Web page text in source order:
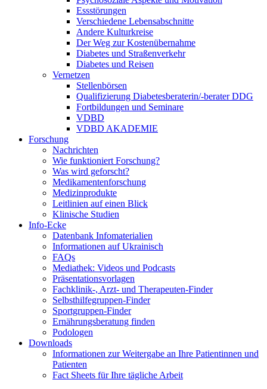
Essstörungen
Verschiedene Lebensabschnitte
Andere Kulturkreise
Der Weg zur Kostenübernahme
Diabetes und Straßenverkehr
Diabetes und Reisen
Vernetzen
Stellenbörsen
Qualifizierung Diabetesberaterin/­-berater DDG
Fortbildungen und Seminare
VDBD
VDBD AKADEMIE
Forschung
Nachrichten
Wie funktioniert Forschung?
Was wird geforscht?
Medikamentenforschung
Medizinprodukte
Leitlinien auf einen Blick
Klinische Studien
Info-Ecke
Datenbank Infomaterialien
Informationen auf Ukrainisch
FAQs
Mediathek: Videos und Podcasts
Präsentationsvorlagen
Fachklinik-, Arzt- und Therapeuten-Finder
Selbsthilfegruppen-Finder
Sportgruppen-Finder
Ernährungsberatung finden
Podologen
Downloads
Informationen zur Weitergabe an Ihre Patientinnen und
Patienten
Fact Sheets für Ihre tägliche Arbeit